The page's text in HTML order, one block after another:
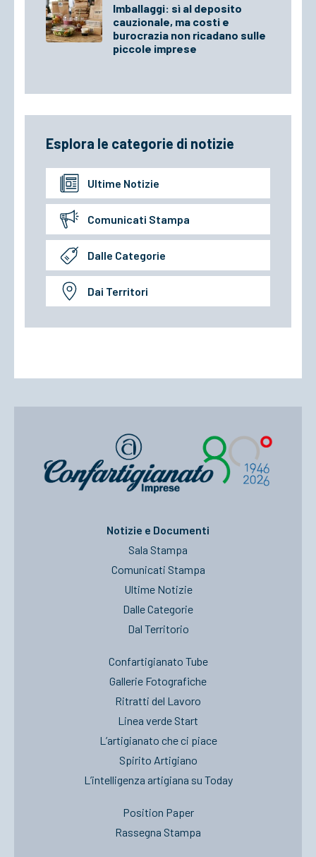
Imballaggi: sì al deposito
cauzionale, ma costi e
burocrazia non ricadano sulle
piccole imprese
Esplora le categorie di notizie
Ultime Notizie
Comunicati Stampa
Dalle Categorie
Dai Territori
Notizie e Documenti
Sala Stampa
Comunicati Stampa
Ultime Notizie
Dalle Categorie
Dal Territorio
Confartigianato Tube
Gallerie Fotografiche
Ritratti del Lavoro
Linea verde Start
L’artigianato che ci piace
Spirito Artigiano
L’intelligenza artigiana su Today
Position Paper
Rassegna Stampa